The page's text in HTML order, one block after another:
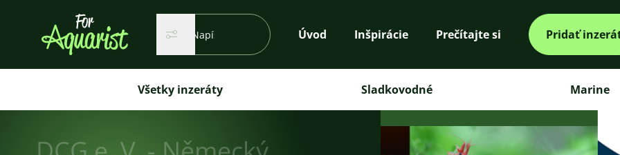
Hľadať
Hľadať Úvod Inšpirácie Prečítajte si Pridať
Všetky inzeráty Sladkovodné Marine